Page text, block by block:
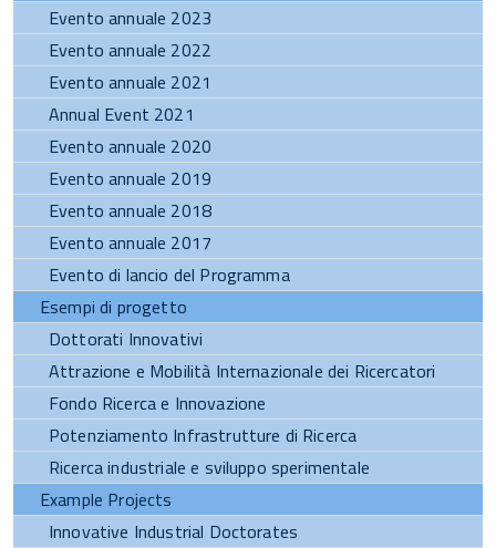
Evento annuale 2023
Evento annuale 2022
Evento annuale 2021
Annual Event 2021
Evento annuale 2020
Evento annuale 2019
Evento annuale 2018
Evento annuale 2017
Evento di lancio del Programma
Esempi di progetto
Dottorati Innovativi
Attrazione e Mobilità Internazionale dei Ricercatori
Fondo Ricerca e Innovazione
Potenziamento Infrastrutture di Ricerca
Ricerca industriale e sviluppo sperimentale
Example Projects
Innovative Industrial Doctorates